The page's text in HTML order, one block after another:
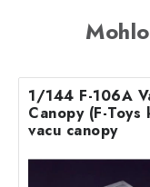
1/144 F-106A
Canopy (F-Toys
vacu canopy